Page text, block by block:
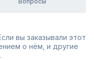
вы заказывали этот
о нём, и другие